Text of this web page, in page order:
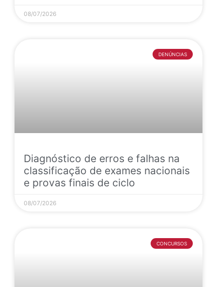
08/07/2026
DENÚNCIAS
Diagnóstico de erros e falhas na
classificação de exames nacionais
e provas finais de ciclo
08/07/2026
CONCURSOS